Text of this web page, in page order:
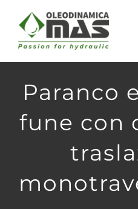
content
Paranco
fune con